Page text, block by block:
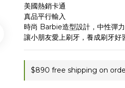
美國熱銷卡通
真品平行輸入
時尚 Barbie造型設計，中性彈
讓小朋友愛上刷牙，養成刷牙好
$890 free shipping on